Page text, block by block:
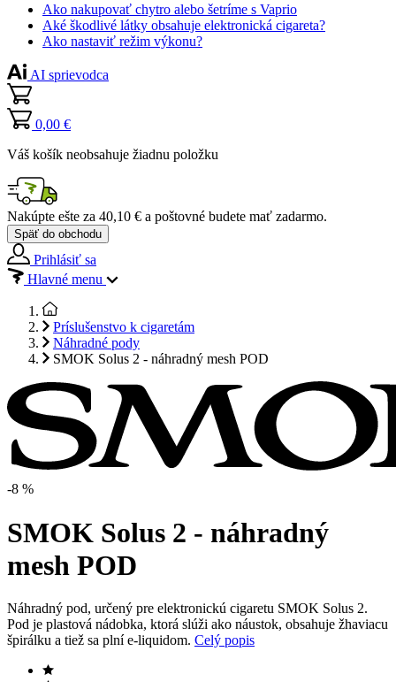
Ako nakupovať chytro alebo šetríme s Vaprio
Aké škodlivé látky obsahuje elektronická cigareta?
Ako nastaviť režim výkonu?
AI sprievodca
0,00 €
Váš košík neobsahuje žiadnu položku
Nakúpte ešte za 40,10 € a poštovné budete mať zadarmo.
Späť do obchodu
Prihlásiť sa
Hlavné menu
Príslušenstvo k cigaretám
Náhradné pody
SMOK Solus 2 - náhradný mesh POD
-8 %
SMOK Solus 2 - náhradný
mesh POD
Náhradný pod, určený pre elektronickú cigaretu SMOK Solus 2.
Pod je plastová nádobka, ktorá slúži ako náustok, obsahuje žhaviacu
špirálku a tiež sa plní e-liquidom. Celý popis